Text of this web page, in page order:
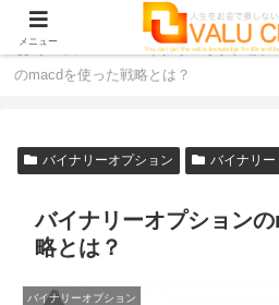
ホーム バイナリーオプション
のmacdを使った戦略とは？
バイナリーオプション バイナリー
バイナリーオプション
略とは？
バイナリーオプション
メニュー